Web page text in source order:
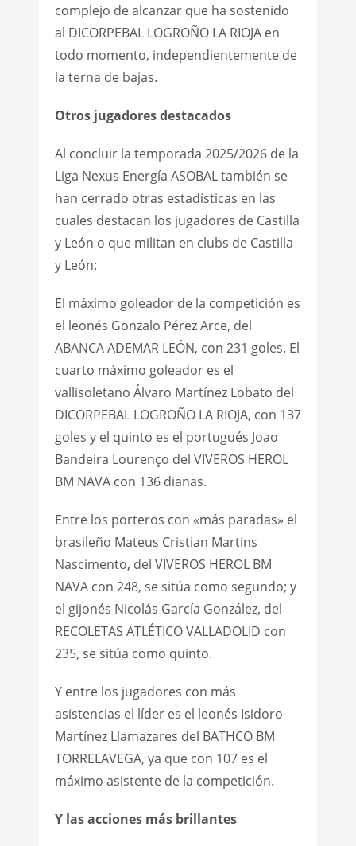
complejo de alcanzar que ha sostenido
al DICORPEBAL LOGROÑO LA RIOJA en
todo momento, independientemente de
la terna de bajas.
Otros jugadores destacados
Al concluir la temporada 2025/2026 de la
Liga Nexus Energía ASOBAL también se
han cerrado otras estadísticas en las
cuales destacan los jugadores de Castilla
y León o que militan en clubs de Castilla
y León:
El máximo goleador de la competición es
el leonés Gonzalo Pérez Arce, del
ABANCA ADEMAR LEÓN, con 231 goles. El
cuarto máximo goleador es el
vallisoletano Álvaro Martínez Lobato del
DICORPEBAL LOGROÑO LA RIOJA, con 137
goles y el quinto es el portugués Joao
Bandeira Lourenço del VIVEROS HEROL
BM NAVA con 136 dianas.
Entre los porteros con «más paradas» el
brasileño Mateus Cristian Martins
Nascimento, del VIVEROS HEROL BM
NAVA con 248, se sitúa como segundo; y
el gijonés Nicolás García González, del
RECOLETAS ATLÉTICO VALLADOLID con
235, se sitúa como quinto.
Y entre los jugadores con más
asistencias el líder es el leonés Isidoro
Martínez Llamazares del BATHCO BM
TORRELAVEGA, ya que con 107 es el
máximo asistente de la competición.
Y las acciones más brillantes